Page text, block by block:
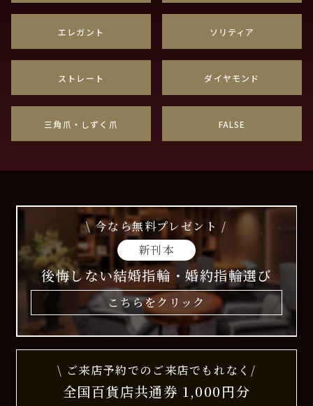
エレガント ソリティア
ストレート ダイヤモンド
三角爪・しずく爪 FALSE
\ 今なら無料プレゼント /
新刊本
後悔しない結婚指輪・婚約指輪選び
こちらをクリック
\ ご来店予約でのご来店でもれなく/
全国百貨店共通券 1,000円分